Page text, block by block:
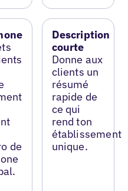
de
Description
courte
Donne aux
clients un
résumé
rapide de
ce qui
rend ton
établissement
unique.